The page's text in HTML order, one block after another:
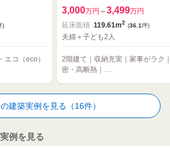
)
エコ（eco）
3,000万円 ～3,499万円
延床面積 119.61m2 (36.1坪)
夫婦＋子ども2人
2階建て｜収納充実｜家事がラク
密・高断熱｜…
建築実例を見る（16件）
例を見る